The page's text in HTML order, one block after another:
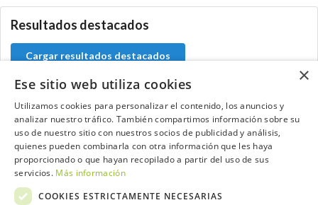
Resultados destacados
Cargar resultados destacados
Contacta con el equipo de NextCaddy
Opina Contacta
×
Ese sitio web utiliza cookies
Utilizamos cookies para personalizar el contenido, los anuncios y
analizar nuestro tráfico. También compartimos información sobre su
uso de nuestro sitio con nuestros socios de publicidad y análisis,
quienes pueden combinarla con otra información que les haya
proporcionado o que hayan recopilado a partir del uso de sus
servicios. Más información
COOKIES ESTRICTAMENTE NECESARIAS